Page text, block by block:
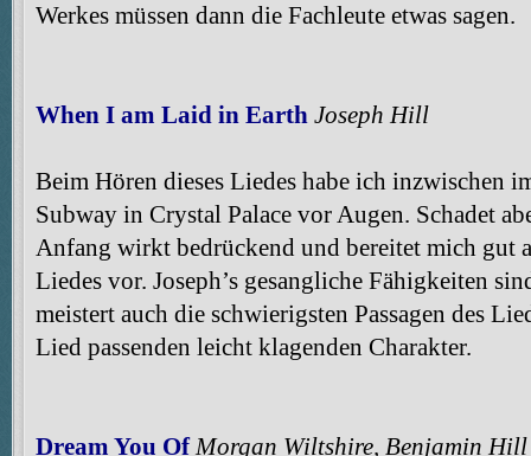
Werkes müssen dann die Fachleute etwas sagen.
When I am Laid in Earth Joseph Hill
Beim Hören dieses Liedes habe ich inzwischen
Subway in Crystal Palace vor Augen. Schadet
Anfang wirkt bedrückend und bereitet mich gut
Liedes vor. Joseph’s gesangliche Fähigkeiten
meistert auch die schwierigsten Passagen des
Lied passenden leicht klagenden Charakter.
Dream You OfMorgan Wiltshire, Benjamin Hill